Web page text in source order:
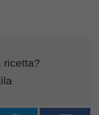
ricetta?